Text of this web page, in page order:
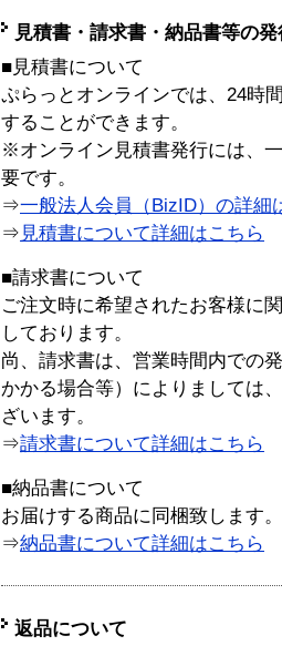
見積書・請求書・納品書等の
■見積書について
ぷらっとオンラインでは、24時
することができます。
※オンライン見積書発行には、
要です。
⇒一般法人会員（BizID）の詳細
⇒ 見積書について詳細はこちら
■請求書について
ご注文時に希望されたお客様に
しております。
尚、請求書は、営業時間内での
かかる場合等）によりましては
ざいます。
⇒請求書について詳細はこちら
■納品書について
お届けする商品に同梱致します。
⇒納品書について詳細はこちら
返品について